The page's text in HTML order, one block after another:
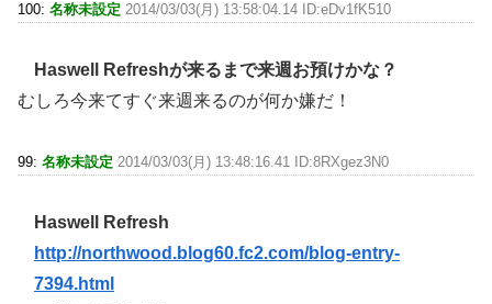
100: 名称未設定 2014/03/03(月) 13:58:04.14 ID:eDv1fK510
Haswell Refreshが来るまで来週お預けかな？
むしろ今来てすぐ来週来るのが何か嫌だ！
99: 名称未設定 2014/03/03(月) 13:48:16.41 ID:8RXgez3N0
Haswell Refresh
http://northwood.blog60.fc2.com/blog-entry-
7394.html